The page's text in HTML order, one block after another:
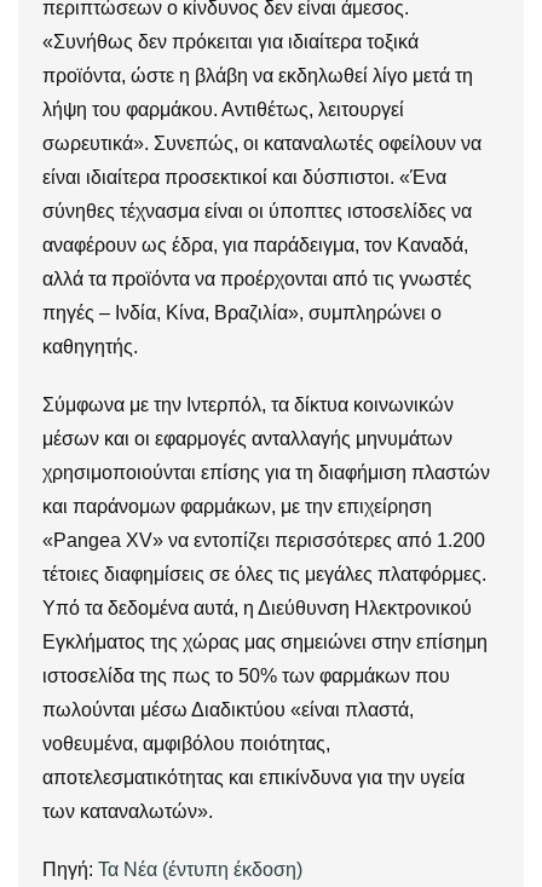
περιπτώσεων ο κίνδυνος δεν είναι άμεσος.
«Συνήθως δεν πρόκειται για ιδιαίτερα τοξικά
προϊόντα, ώστε η βλάβη να εκδηλωθεί λίγο μετά τη
λήψη του φαρμάκου. Αντιθέτως, λειτουργεί
σωρευτικά». Συνεπώς, οι καταναλωτές οφείλουν να
είναι ιδιαίτερα προσεκτικοί και δύσπιστοι. «Ένα
σύνηθες τέχνασμα είναι οι ύποπτες ιστοσελίδες να
αναφέρουν ως έδρα, για παράδειγμα, τον Καναδά,
αλλά τα προϊόντα να προέρχονται από τις γνωστές
πηγές – Ινδία, Κίνα, Βραζιλία», συμπληρώνει ο
καθηγητής.
Σύμφωνα με την Ιντερπόλ, τα δίκτυα κοινωνικών
μέσων και οι εφαρμογές ανταλλαγής μηνυμάτων
χρησιμοποιούνται επίσης για τη διαφήμιση πλαστών
και παράνομων φαρμάκων, με την επιχείρηση
«Pangea XV» να εντοπίζει περισσότερες από 1.200
τέτοιες διαφημίσεις σε όλες τις μεγάλες πλατφόρμες.
Υπό τα δεδομένα αυτά, η Διεύθυνση Ηλεκτρονικού
Εγκλήματος της χώρας μας σημειώνει στην επίσημη
ιστοσελίδα της πως το 50% των φαρμάκων που
πωλούνται μέσω Διαδικτύου «είναι πλαστά,
νοθευμένα, αμφιβόλου ποιότητας,
αποτελεσματικότητας και επικίνδυνα για την υγεία
των καταναλωτών».
Πηγή: Τα Νέα (έντυπη έκδοση)